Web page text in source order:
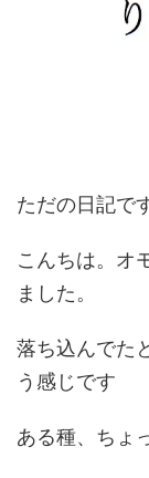
ただの日記で
こんちは。オ
ました。
落ち込んでた
う感じです
ある種、ちょ